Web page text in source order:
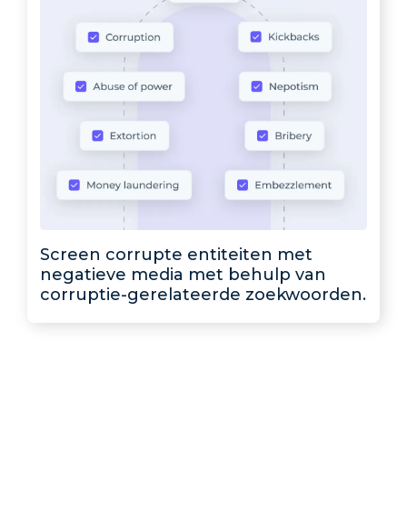
Screen corrupte entiteiten met
negatieve media met behulp van
corruptie-gerelateerde zoekwoorden.